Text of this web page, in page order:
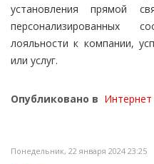
установления прямой
персонализированных
лояльности к компании,
или услуг.
Опубликовано в Интернет
Понедельник, 22 января 2024 23:25